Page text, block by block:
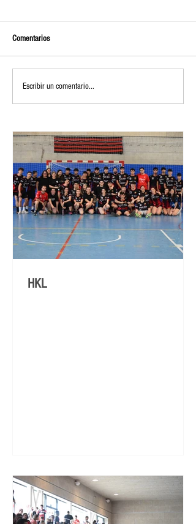
Comentarios
Escribir un comentario...
HKL